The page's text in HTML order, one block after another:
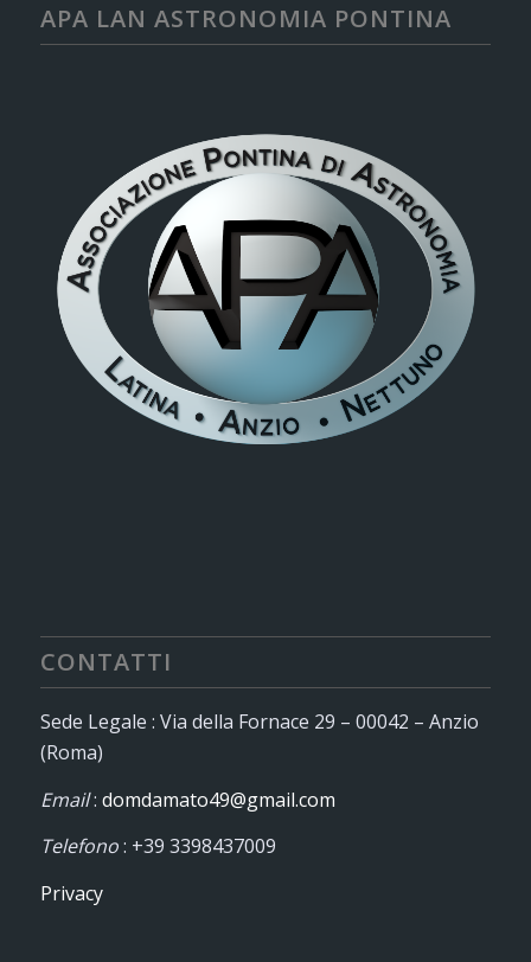
APA LAN ASTRONOMIA PONTINA
CONTATTI
Sede Legale : Via della Fornace 29 – 00042 – Anzio
(Roma)
Email: domdamato49@gmail.com
Telefono: +39 3398437009
Privacy